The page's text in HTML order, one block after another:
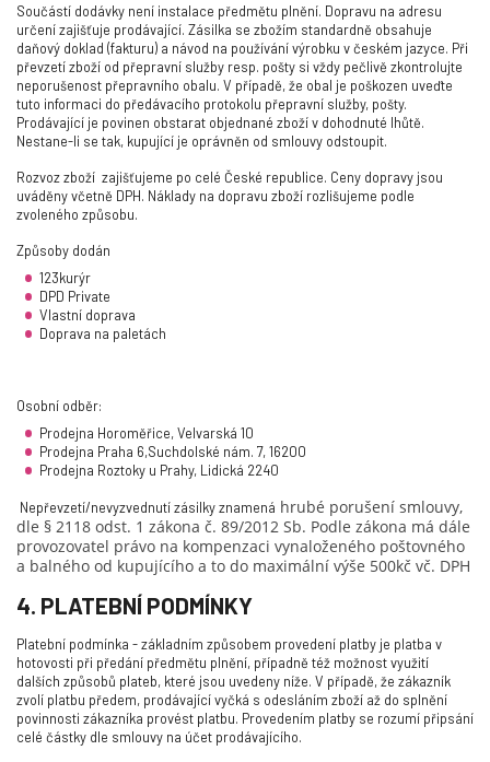
Součástí dodávky není instalace předmětu plnění. Dopravu na adresu
určení zajišťuje prodávající. Zásilka se zbožím standardně obsahuje
daňový doklad (fakturu) a návod na používání výrobku v českém jazyce. Při
převzetí zboží od přepravní služby resp. pošty si vždy pečlivě zkontrolujte
neporušenost přepravního obalu. V případě, že obal je poškozen uveďte
tuto informaci do předávacího protokolu přepravní služby, pošty.
Prodávající je povinen obstarat objednané zboží v dohodnuté lhůtě.
Nestane-li se tak, kupující je oprávněn od smlouvy odstoupit.
Rozvoz zboží zajišťujeme po celé České republice. Ceny dopravy jsou
uváděny včetně DPH. Náklady na dopravu zboží rozlišujeme podle
zvoleného způsobu.
Způsoby dodán
123kurýr
DPD Private
Vlastní doprava
Doprava na paletách
Osobní odběr:
Prodejna Horoměřice, Velvarská 10
Prodejna Praha 6,Suchdolské nám. 7, 16200
Prodejna Roztoky u Prahy, Lidická 2240
Nepřevzetí/nevyzvednutí zásilky znamená hrubé porušení smlouvy,
dle § 2118 odst. 1 zákona č. 89/2012 Sb. Podle zákona má dále
provozovatel právo na kompenzaci vynaloženého poštovného
a balného od kupujícího a to do maximální výše 500kč vč. DPH
4. PLATEBNÍ PODMÍNKY
Platební podmínka - základním způsobem provedení platby je platba v
hotovosti při předání předmětu plnění, případně též možnost využití
dalších způsobů plateb, které jsou uvedeny níže. V případě, že zákazník
zvolí platbu předem, prodávající vyčká s odesláním zboží až do splnění
povinnosti zákazníka provést platbu. Provedením platby se rozumí připsání
celé částky dle smlouvy na účet prodávajícího.